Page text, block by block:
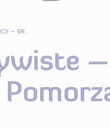
POMORSKIE NIEOCZYWISTE – CHOJNICE – BRAMA POMORZA
–